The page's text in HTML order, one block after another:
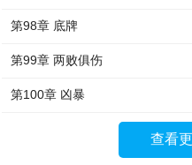
第98章 底牌
第99章 两败俱伤
第100章 凶暴
查看